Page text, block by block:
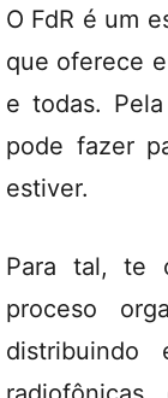
O FdR é um
que oferece
e todas.
pode fazer
estiver.
Para tal, te
proceso
distribuindo